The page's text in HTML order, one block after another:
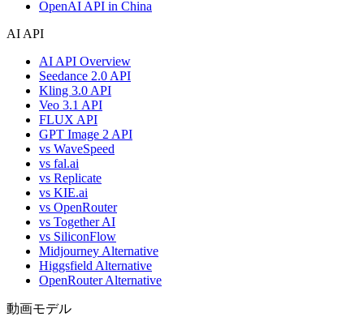
OpenAI API in China
AI API
AI API Overview
Seedance 2.0 API
Kling 3.0 API
Veo 3.1 API
FLUX API
GPT Image 2 API
vs WaveSpeed
vs fal.ai
vs Replicate
vs KIE.ai
vs OpenRouter
vs Together AI
vs SiliconFlow
Midjourney Alternative
Higgsfield Alternative
OpenRouter Alternative
動画モデル